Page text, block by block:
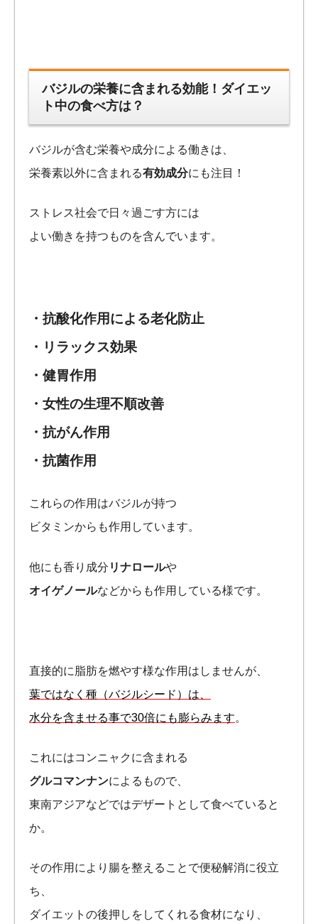
バジルの栄養に含まれる効能！ダイエッ
ト中の食べ方は？
バジルが含む栄養や成分による働きは、
栄養素以外に含まれる有効成分にも注目！
ストレス社会で日々過ごす方には
よい働きを持つものを含んでいます。
・抗酸化作用による老化防止
・リラックス効果
・健胃作用
・女性の生理不順改善
・抗がん作用
・抗菌作用
これらの作用はバジルが持つ
ビタミンからも作用しています。
他にも香り成分 リナロールや
オイゲノールなどからも作用している様です。
直接的に脂肪を燃やす様な作用はしませんが、
葉ではなく種（バジルシード）は、
水分を含ませる事で30倍にも膨らみます。
これにはコンニャクに含まれる
グルコマンナンによるもので、
東南アジアなどではデザートとして食べていると
か。
その作用により腸を整えることで便秘解消に役立
ち、
ダイエットの後押しをしてくれる食材になり、